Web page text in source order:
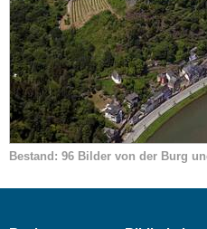
Bestand: 96 Bilder von der Burg